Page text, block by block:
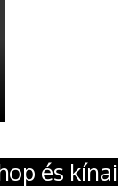
és kínai